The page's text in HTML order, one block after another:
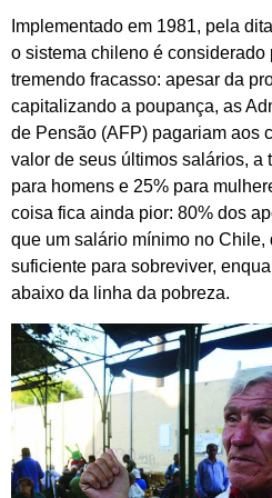
Implementado em 1981, pela
o sistema chileno é considerado
tremendo fracasso: apesar da
capitalizando a poupança, as
de Pensão (AFP) pagariam aos
valor de seus últimos salários, a
para homens e 25% para
coisa fica ainda pior: 80% dos
que um salário mínimo no Chile,
suficiente para sobreviver,
abaixo da linha da pobreza.